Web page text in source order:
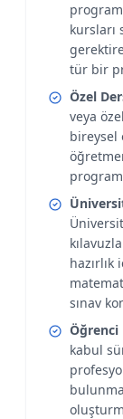
tür bir
Özel
veya
bireysel
sınav
Öğrenci
kabul